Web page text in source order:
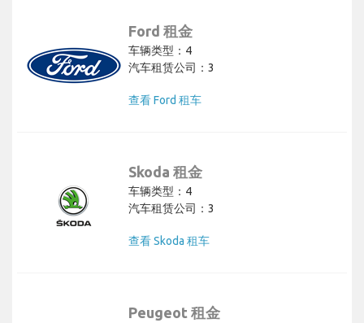
Ford 租金
车辆类型：4
汽车租赁公司：3
查看 Ford 租车
Skoda 租金
车辆类型：4
汽车租赁公司：3
查看 Skoda 租车
Peugeot 租金